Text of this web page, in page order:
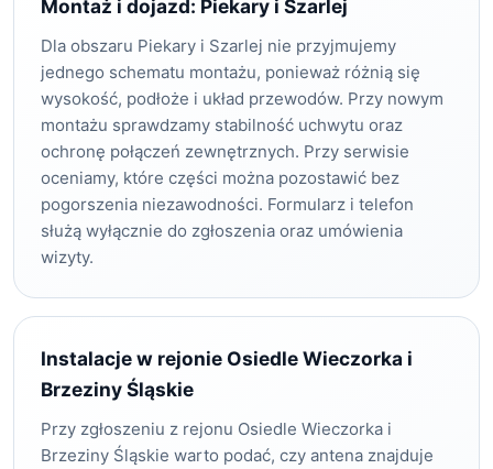
Montaż i dojazd: Piekary i Szarlej
Dla obszaru Piekary i Szarlej nie przyjmujemy
jednego schematu montażu, ponieważ różnią się
wysokość, podłoże i układ przewodów. Przy nowym
montażu sprawdzamy stabilność uchwytu oraz
ochronę połączeń zewnętrznych. Przy serwisie
oceniamy, które części można pozostawić bez
pogorszenia niezawodności. Formularz i telefon
służą wyłącznie do zgłoszenia oraz umówienia
wizyty.
Instalacje w rejonie Osiedle Wieczorka i
Brzeziny Śląskie
Przy zgłoszeniu z rejonu Osiedle Wieczorka i
Brzeziny Śląskie warto podać, czy antena znajduje